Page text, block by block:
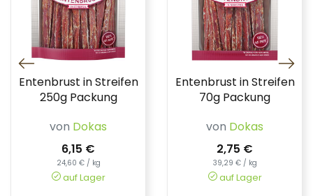
Entenbrust in Streifen
250g Packung
von Dokas
6,15 €
24,60 € / kg
auf Lager
Entenbrust in Streifen
70g Packung
von Dokas
2,75 €
39,29 € / kg
auf Lager